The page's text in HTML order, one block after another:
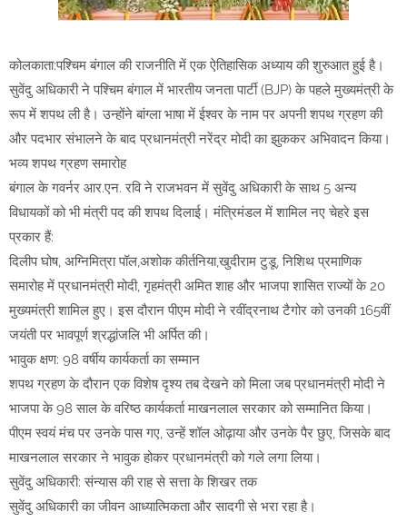
कोलकाता:पश्चिम बंगाल की राजनीति में एक ऐतिहासिक अध्याय की शुरुआत हुई है।
सुवेंदु अधिकारी ने पश्चिम बंगाल में भारतीय जनता पार्टी (BJP) के पहले मुख्यमंत्री के
रूप में शपथ ली है। उन्होंने बांग्ला भाषा में ईश्वर के नाम पर अपनी शपथ ग्रहण की
और पदभार संभालने के बाद प्रधानमंत्री नरेंद्र मोदी का झुककर अभिवादन किया।
भव्य शपथ ग्रहण समारोह
बंगाल के गवर्नर आर.एन. रवि ने राजभवन में सुवेंदु अधिकारी के साथ 5 अन्य
विधायकों को भी मंत्री पद की शपथ दिलाई। मंत्रिमंडल में शामिल नए चेहरे इस
प्रकार हैं:
दिलीप घोष, अग्निमित्रा पॉल,अशोक कीर्तनिया,खुदीराम टुडू, निशिथ प्रमाणिक
समारोह में प्रधानमंत्री मोदी, गृहमंत्री अमित शाह और भाजपा शासित राज्यों के 20
मुख्यमंत्री शामिल हुए। इस दौरान पीएम मोदी ने रवींद्रनाथ टैगोर को उनकी 165वीं
जयंती पर भावपूर्ण श्रद्धांजलि भी अर्पित की।
भावुक क्षण: 98 वर्षीय कार्यकर्ता का सम्मान
शपथ ग्रहण के दौरान एक विशेष दृश्य तब देखने को मिला जब प्रधानमंत्री मोदी ने
भाजपा के 98 साल के वरिष्ठ कार्यकर्ता माखनलाल सरकार को सम्मानित किया।
पीएम स्वयं मंच पर उनके पास गए, उन्हें शॉल ओढ़ाया और उनके पैर छुए, जिसके बाद
माखनलाल सरकार ने भावुक होकर प्रधानमंत्री को गले लगा लिया।
सुवेंदु अधिकारी: संन्यास की राह से सत्ता के शिखर तक
सुवेंदु अधिकारी का जीवन आध्यात्मिकता और सादगी से भरा रहा है।